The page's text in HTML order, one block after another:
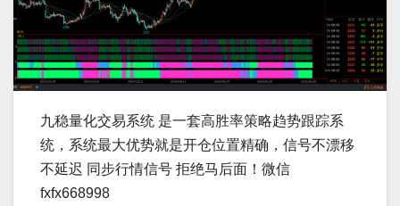
九稳量化交易系统 是一套高胜率策略趋势跟踪系
统，系统最大优势就是开仓位置精确，信号不漂移
不延迟 同步行情信号 拒绝马后面！微信
fxfx668998